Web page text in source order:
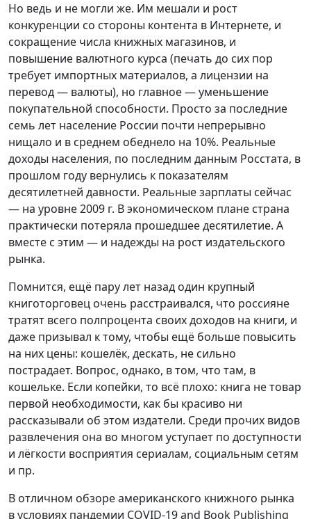
Но ведь и не могли же. Им мешали и рост
конкуренции со стороны контента в Интернете, и
сокращение числа книжных магазинов, и
повышение валютного курса (печать до сих пор
требует импортных материалов, а лицензии на
перевод — валюты), но главное — уменьшение
покупательной способности. Просто за последние
семь лет население России почти непрерывно
нищало и в среднем обеднело на 10%. Реальные
доходы населения, по последним данным Росстата, в
прошлом году вернулись к показателям
десятилетней давности. Реальные зарплаты сейчас
— на уровне 2009 г. В экономическом плане страна
практически потеряла прошедшее десятилетие. А
вместе с этим — и надежды на рост издательского
рынка.
Помнится, ещё пару лет назад один крупный
книготорговец очень расстраивался, что россияне
тратят всего полпроцента своих доходов на книги, и
даже призывал к тому, чтобы ещё больше повысить
на них цены: кошелёк, дескать, не сильно
пострадает. Вопрос, однако, в том, что там, в
кошельке. Если копейки, то всё плохо: книга не товар
первой необходимости, как бы красиво ни
рассказывали об этом издатели. Среди прочих видов
развлечения она во многом уступает по доступности
и лёгкости восприятия сериалам, социальным сетям
и пр.
В отличном обзоре американского книжного рынка
в условиях пандемии COVID-19 and Book Publishing